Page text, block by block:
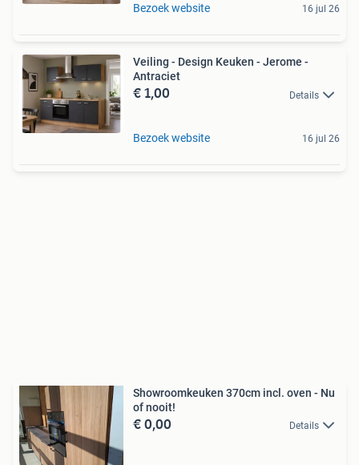
Bezoek website 16 jul 26
Veiling - Design Keuken - Jerome -
Antraciet
€ 1,00 Details
Bezoek website 16 jul 26
Showroomkeuken 370cm incl. oven - Nu
of nooit!
€ 0,00 Details